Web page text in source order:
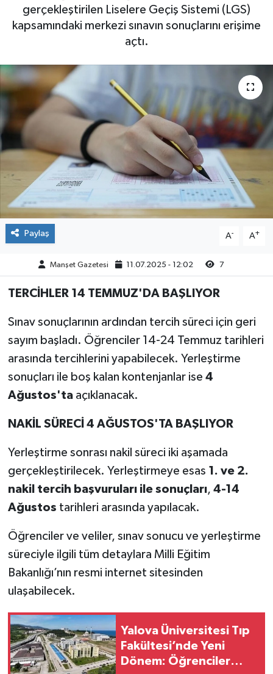
gerçekleştirilen Liselere Geçiş Sistemi (LGS)
kapsamındaki merkezi sınavın sonuçlarını erişime
açtı.
Paylaş A- A+
Manşet Gazetesi 11.07.2025 - 12:02 7
TERCİHLER 14 TEMMUZ'DA BAŞLIYOR
Sınav sonuçlarının ardından tercih süreci için geri
sayım başladı. Öğrenciler 14-24 Temmuz tarihleri
arasında tercihlerini yapabilecek. Yerleştirme
sonuçları ile boş kalan kontenjanlar ise 4
Ağustos'taaçıklanacak.
NAKİL SÜRECİ 4 AĞUSTOS'TA BAŞLIYOR
Yerleştirme sonrası nakil süreci iki aşamada
gerçekleştirilecek. Yerleştirmeye esas 1. ve 2.
nakil tercih başvuruları ile sonuçları, 4-14
Ağustos tarihleri arasında yapılacak.
Öğrenciler ve veliler, sınav sonucu ve yerleştirme
süreciyle ilgili tüm detaylara Milli Eğitim
Bakanlığı’nın resmi internet sitesinden
ulaşabilecek.
Yalova Üniversitesi Tıp
Fakültesi’nde Yeni
Dönem: Öğrenciler
Yaşam